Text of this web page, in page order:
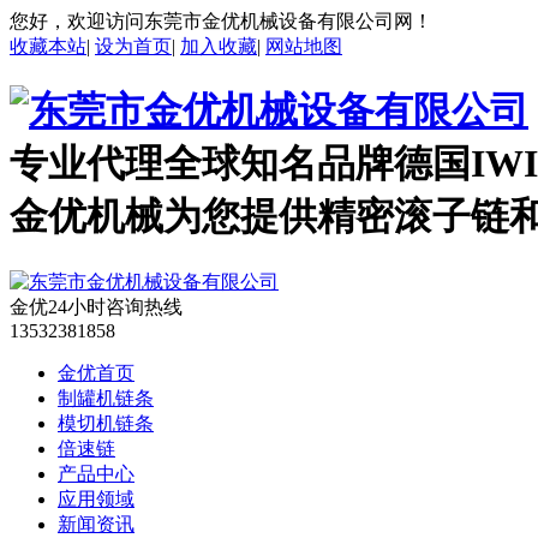
您好，欢迎访问东莞市金优机械设备有限公司网！
收藏本站| 设为首页| 加入收藏| 网站地图
专业代理全球知名品牌德国
金优机械为您提供精密滚子链
金优24小时咨询热线
13532381858
金优首页
制罐机链条
模切机链条
倍速链
产品中心
应用领域
新闻资讯